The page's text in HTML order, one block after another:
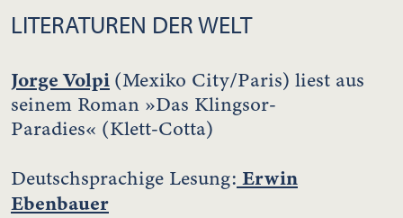
LITERATUREN DER WELT
Jorge Volpi (Mexiko City/Paris) liest aus
seinem Roman »Das Klingsor-
Paradies« (Klett-Cotta)
Deutschsprachige Lesung: Erwin
Ebenbauer